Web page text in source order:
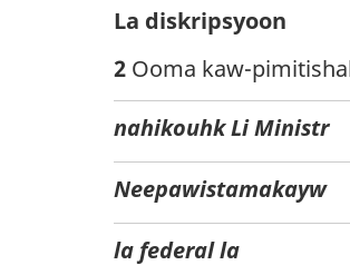
a
g
a
l
e
N
o
e
m
a
r
La diskripsyoon
2 Ooma kaw-
nahikouhk Li Ministr
Neepawistamakayw
la federal la